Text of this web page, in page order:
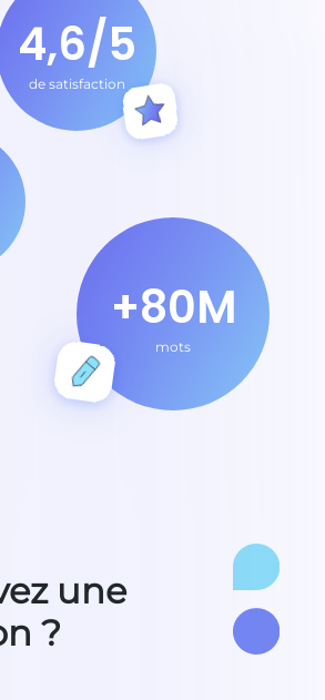
4,6/5
de satisfaction
+80M
mots
une
?